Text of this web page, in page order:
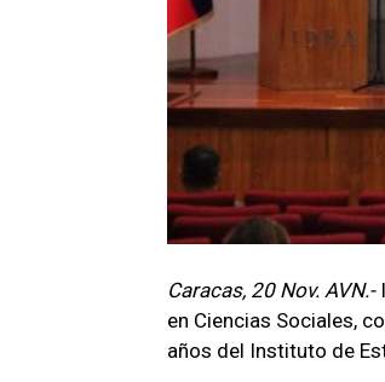
Caracas, 20 Nov. AVN.-
en Ciencias Sociales,
años del Instituto de